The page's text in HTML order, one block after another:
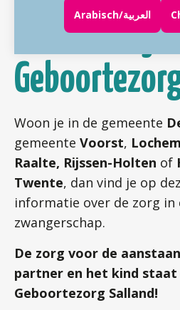
Arabisch/العربية
Welkom bij
Woon je in de gemeente
gemeente Voorst, Lochem
Raalte, Rijssen-Holten of
Twente, dan vind je op
informatie over de zorg in
zwangerschap.
De zorg voor de
partner en het kind
Geboortezorg Salland!